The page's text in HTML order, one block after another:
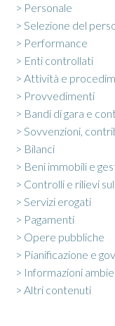
> Personale
> Selezione del
> Performance
> Enti controllati
> Attività e
> Provvedimenti
> Bandi di gara e
> Sovvenzioni,
> Bilanci
> Beni immobili e
> Controlli e rilievi
> Servizi erogati
> Pagamenti
> Opere pubbliche
> Pianificazione e
> Informazioni
> Altri contenuti